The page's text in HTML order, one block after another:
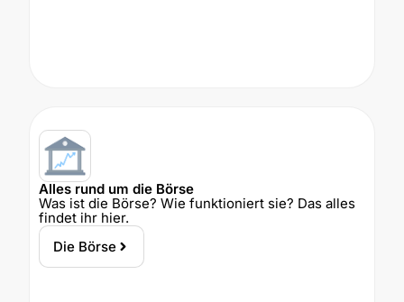
Alles rund um die Börse
Was ist die Börse? Wie funktioniert sie? Das alles
findet ihr hier.
Die Börse